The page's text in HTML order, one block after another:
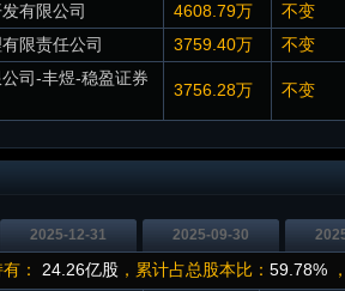
有限公司 4608.79万
不变
限责任公司
3759.40万
不变
公司-丰煜-稳盈证券
3756.28万 不变
2025-12-31 2025-09-30
： 24.26亿股 ，累计占总股本比： 59.78%